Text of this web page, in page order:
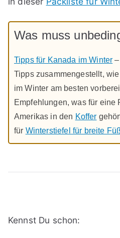
Was muss
Tipps für Kanada im Winter
Tipps zusammengestellt,
im Winter am besten
Empfehlungen, was für
Amerikas in den Koffer
für Winterstiefel für breite
Kennst Du schon: